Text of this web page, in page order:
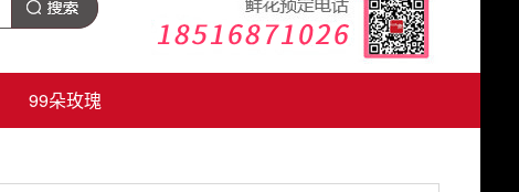
点
搜
索
99朵玫瑰